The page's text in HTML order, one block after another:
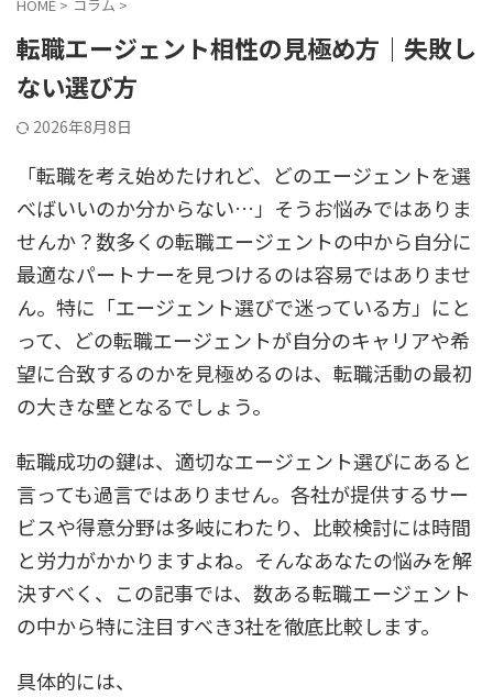
HOME > コラム >
転職エージェント相性の見極め方｜失敗し
ない選び方
2026年8月8日
「転職を考え始めたけれど、どのエージェントを選
べばいいのか分からない…」そうお悩みではありま
せんか？数多くの転職エージェントの中から自分に
最適なパートナーを見つけるのは容易ではありませ
ん。特に「エージェント選びで迷っている方」にと
って、どの転職エージェントが自分のキャリアや希
望に合致するのかを見極めるのは、転職活動の最初
の大きな壁となるでしょう。
転職成功の鍵は、適切なエージェント選びにあると
言っても過言ではありません。各社が提供するサー
ビスや得意分野は多岐にわたり、比較検討には時間
と労力がかかりますよね。そんなあなたの悩みを解
決すべく、この記事では、数ある転職エージェント
の中から特に注目すべき3社を徹底比較します。
具体的には、